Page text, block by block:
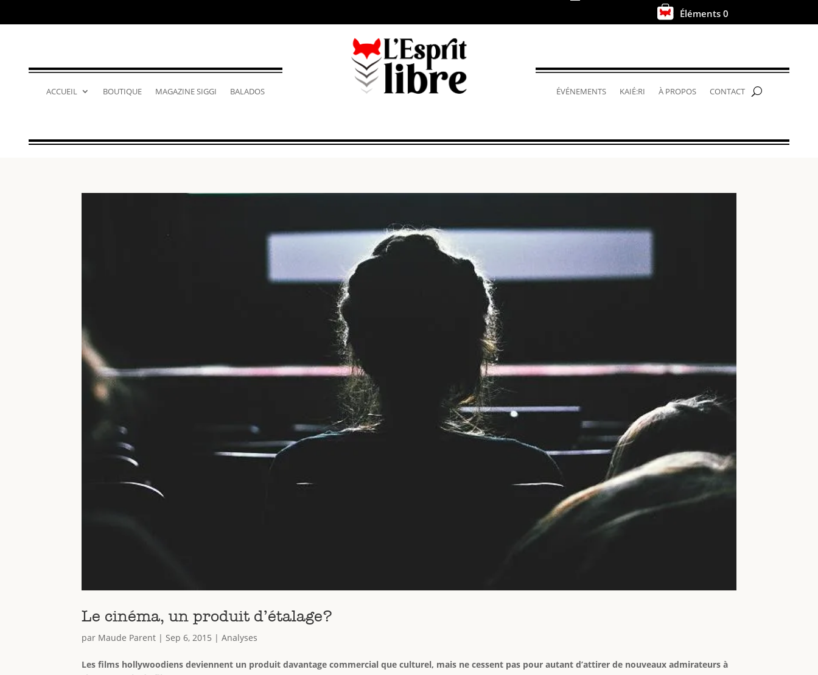
. Éléments 0
ACCUEIL BOUTIQUE MAGAZINE SIGGI BALADOS ÉVÉNEMENTS KAIÉ:RI À PROPOS CONTACT
Le cinéma, un produit d’étalage?
par Maude Parent |Sep 6, 2015 |Analyses
Les films hollywoodiens deviennent un produit davantage commercial que culturel, mais ne cessent pas pour autant d’attirer de nouveaux admirateurs à